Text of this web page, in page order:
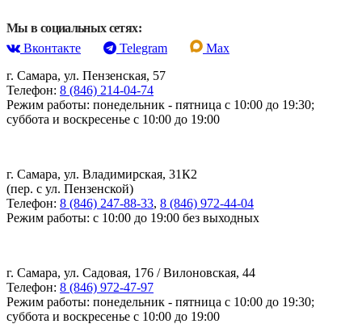
Мы в социальных сетях:
Вконтакте
Telegram
Max
г. Самара, ул. Пензенская, 57
Телефон: 8 (846) 214-04-74
Режим работы: понедельник - пятница с 10:00 до 19:30;
суббота и воскресенье с 10:00 до 19:00
г. Самара, ул. Владимирская, 31К2
(пер. с ул. Пензенской)
Телефон: 8 (846) 247-88-33, 8 (846) 972-44-04
Режим работы: с 10:00 до 19:00 без выходных
г. Самара, ул. Садовая, 176 / Вилоновская, 44
Телефон: 8 (846) 972-47-97
Режим работы: понедельник - пятница с 10:00 до 19:30;
суббота и воскресенье с 10:00 до 19:00